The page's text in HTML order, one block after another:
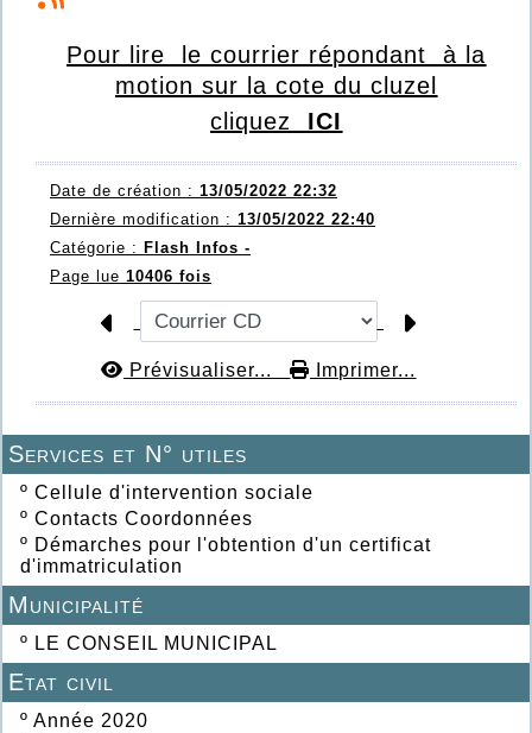
Services et N° utiles
º Cellule d'intervention sociale
º Contacts Coordonnées
º Démarches pour l'obtention d'un certificat
d'immatriculation
Municipalité
º LE CONSEIL MUNICIPAL
Etat civil
º Année 2020
Pour lire le courrier répondant à la
motion sur la cote du cluzel
cliquez ICI
Date de création : 13/05/2022 22:32
Dernière modification : 13/05/2022 22:40
Catégorie : Flash Infos -
Page lue 10406 fois
Prévisualiser... Imprimer...